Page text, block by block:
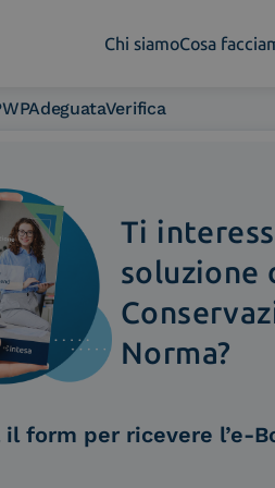
Chi siamoCosa
Ti
soluzione
Norma?
il form per ricevere l’e-